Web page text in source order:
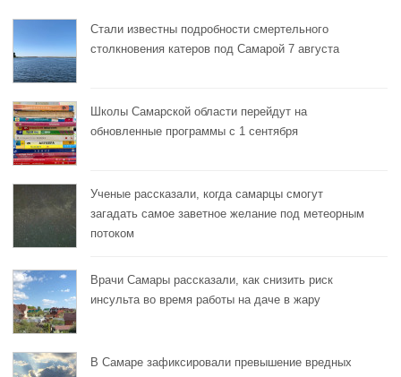
Стали известны подробности смертельного
столкновения катеров под Самарой 7 августа
Школы Самарской области перейдут на
обновленные программы с 1 сентября
Ученые рассказали, когда самарцы смогут
загадать самое заветное желание под метеорным
потоком
Врачи Самары рассказали, как снизить риск
инсульта во время работы на даче в жару
В Самаре зафиксировали превышение вредных